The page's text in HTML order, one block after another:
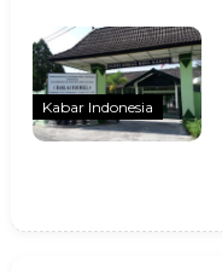
Kabar Indonesia